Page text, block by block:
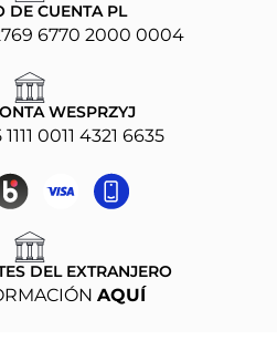
DE CUENTA PL
6770 2000 0004
WESPRZYJ
0011 4321 6635
DEL EXTRANJERO
AQUÍ